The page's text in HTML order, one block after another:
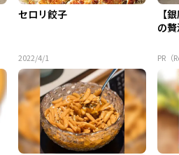
セロリ餃子
2022/4/1
【
の
PR（